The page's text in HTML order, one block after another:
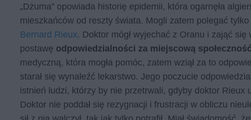
„Dżuma” opowiada historię epidemii, która ogarnęła
mieszkańców od reszty świata. Mogli zatem polegać
Bernard Rieux. Doktor mógł wyjechać z Oranu i zająć
postawę odpowiedzialności za miejscową społeczność
medyczną, która mogła pomóc, zatem wziął za to
starał się wynaleźć lekarstwo. Jego poczucie
istnień ludzi, którzy by nie przetrwali, gdyby doktor Rieux
Doktor nie poddał się rezygnacji i frustracji w obliczu